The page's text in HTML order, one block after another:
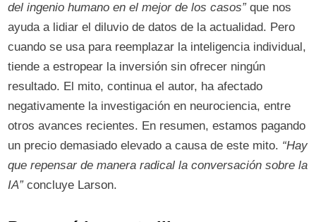
del ingenio humano en el mejor de los casos”que nos
ayuda a lidiar el diluvio de datos de la actualidad. Pero
cuando se usa para reemplazar la inteligencia individual,
tiende a estropear la inversión sin ofrecer ningún
resultado. El mito, continua el autor, ha afectado
negativamente la investigación en neurociencia, entre
otros avances recientes. En resumen, estamos pagando
un precio demasiado elevado a causa de este mito. “Hay
que repensar de manera radical la conversación sobre la
IA”concluye Larson.